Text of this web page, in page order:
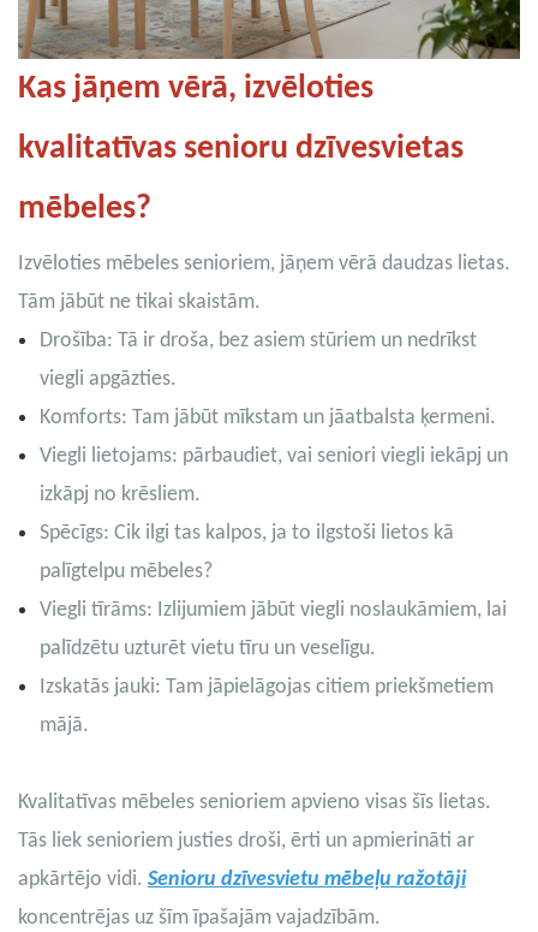
Kas jāņem vērā, izvēloties
kvalitatīvas senioru dzīvesvietas
mēbeles?
Izvēloties mēbeles senioriem, jāņem vērā daudzas lietas.
Tām jābūt ne tikai skaistām.
Drošība: Tā ir droša, bez asiem stūriem un nedrīkst
viegli apgāzties.
Komforts: Tam jābūt mīkstam un jāatbalsta ķermeni.
Viegli lietojams: pārbaudiet, vai seniori viegli iekāpj un
izkāpj no krēsliem.
Spēcīgs: Cik ilgi tas kalpos, ja to ilgstoši lietos kā
palīgtelpu mēbeles?
Viegli tīrāms: Izlijumiem jābūt viegli noslaukāmiem, lai
palīdzētu uzturēt vietu tīru un veselīgu.
Izskatās jauki: Tam jāpielāgojas citiem priekšmetiem
mājā.
Kvalitatīvas mēbeles senioriem apvieno visas šīs lietas.
Tās liek senioriem justies droši, ērti un apmierināti ar
apkārtējo vidi. Senioru dzīvesvietu mēbeļu ražotāji
koncentrējas uz šīm īpašajām vajadzībām.